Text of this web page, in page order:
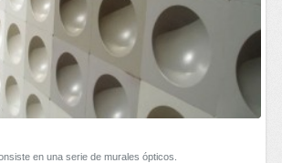
en una serie de murales ópticos.